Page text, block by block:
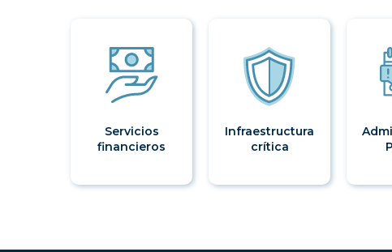
Servicios
financieros
Infraestructura
crítica